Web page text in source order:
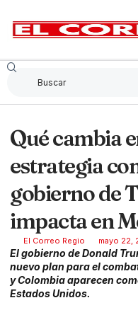
Qué cambia
estrategia
gobierno de
impacta en
El Correo Regio mayo 22,
El gobierno de Donald
nuevo plan para el
y Colombia aparecen
Estados Unidos.